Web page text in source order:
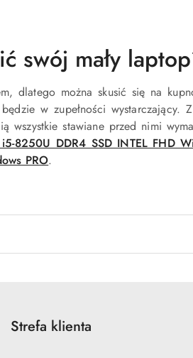
swój mały
dlatego można skusić się na
w zupełności
wszystkie stawiane przed nimi
8250U DDR4 SSD INTEL FHD
PRO.
Strefa klienta